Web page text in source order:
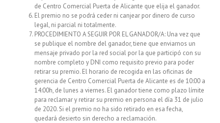
de Centro Comercial Puerta de Alicante que elija el ganador.
El premio no se podrá ceder ni canjear por dinero de curso
legal, ni parcial ni totalmente.
PROCEDIMIENTO A SEGUIR POR EL GANADOR/A: Una vez que
se publique el nombre del ganador, tiene que enviarnos un
mensaje privado por la red social por la que participó con su
nombre completo y DNI como requisito previo para poder
retirar su premio. El horario de recogida en las oficinas de
gerencia de Centro Comercial Puerta de Alicante es de 10:00 a
14:00h, de lunes a viernes. El ganador tiene como plazo límite
para reclamar y retirar su premio en persona el día 31 de julio
de 2020. Si el premio no ha sido retirado en esa fecha,
quedará desierto sin derecho a reclamación.